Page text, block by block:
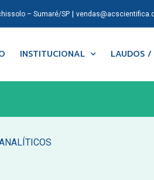
– Sumaré/SP|
INSTITUCIONAL LAUDOS